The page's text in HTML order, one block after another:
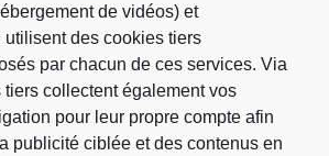
de vidéos) et
des cookies tiers
par chacun de ces services. Via
collectent également vos
pour leur propre compte afin
publicité ciblée et des contenus en